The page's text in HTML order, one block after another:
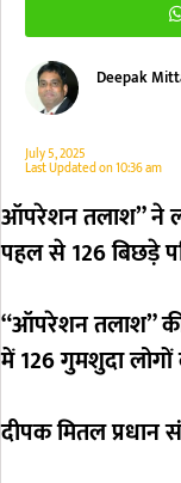
Deepak
July 5, 2025
Last Updated on10:36 am
ऑपरेशन तलाश” ने
पहल से 126 बिछड़े
“ऑपरेशन तलाश”
में 126 गुमशुदा लोगों
दीपक मितल प्रधान